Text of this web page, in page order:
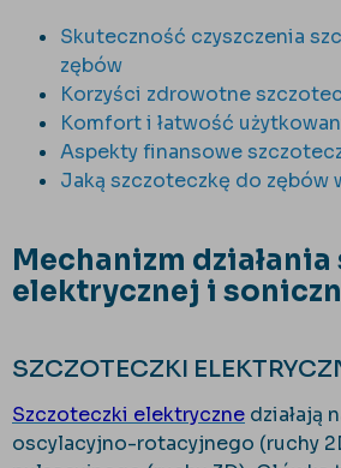
Skuteczność czyszczenia
zębów
Korzyści zdrowotne
Komfort i łatwość
Aspekty finansowe
Jaką szczoteczkę do zębów
Mechanizm
elektrycznej i
SZCZOTECZKI
Szczoteczki elektryczne działają
oscylacyjno-rotacyjnego (ruchy